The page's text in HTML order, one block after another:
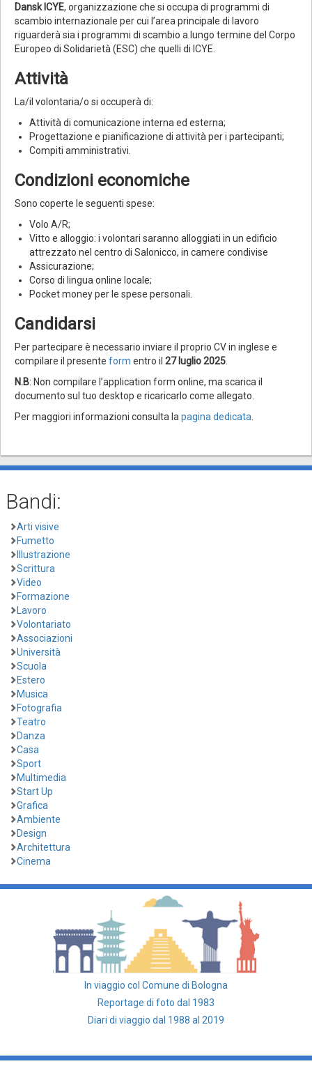
Dansk ICYE, organizzazione che si occupa di programmi di
scambio internazionale per cui l’area principale di lavoro
riguarderà sia i programmi di scambio a lungo termine del Corpo
Europeo di Solidarietà (ESC) che quelli di ICYE.
Attività
La/il volontaria/o si occuperà di:
Attività di comunicazione interna ed esterna;
Progettazione e pianificazione di attività per i partecipanti;
Compiti amministrativi.
Condizioni economiche
Sono coperte le seguenti spese:
Volo A/R;
Vitto e alloggio: i volontari saranno alloggiati in un edificio
attrezzato nel centro di Salonicco, in camere condivise
Assicurazione;
Corso di lingua online locale;
Pocket money per le spese personali.
Candidarsi
Per partecipare è necessario inviare il proprio CV in inglese e
compilare il presente form entro il 27 luglio 2025.
N.B: Non compilare l’application form online, ma scarica il
documento sul tuo desktop e ricaricarlo come allegato.
Per maggiori informazioni consulta lapagina dedicata.
Bandi:
Arti visive
Fumetto
Illustrazione
Scrittura
Video
Formazione
Lavoro
Volontariato
Associazioni
Università
Scuola
Estero
Musica
Fotografia
Teatro
Danza
Casa
Sport
Multimedia
Start Up
Grafica
Ambiente
Design
Architettura
Cinema
In viaggio col Comune di Bologna
Reportage di foto dal 1983
Diari di viaggio dal 1988 al 2019